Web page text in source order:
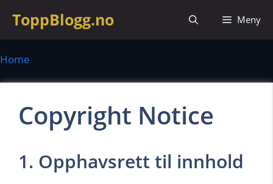
innhold
ToppBlogg.no Meny
Home
Copyright Notice
1. Opphavsrett til innhold